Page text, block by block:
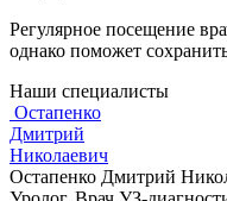
Регулярное посещение
однако поможет
Наши специалисты
Остапенко
Дмитрий
Николаевич
Остапенко Дмитрий